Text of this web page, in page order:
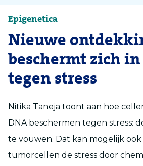
Epigenetica
Nieuwe
beschermt zich
tegen stress
Nitika Taneja toont aan hoe
DNA beschermen tegen stress:
te vouwen. Dat kan mogelijk
tumorcellen de stress door